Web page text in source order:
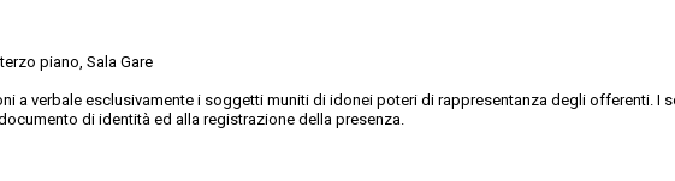
piano, Sala Gare
a verbale esclusivamente i soggetti muniti di idonei poteri di rappresentanza degli offerenti. I
di identità ed alla registrazione della presenza.